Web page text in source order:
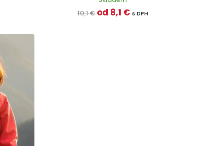
10,1 € od 8,1 € s DPH